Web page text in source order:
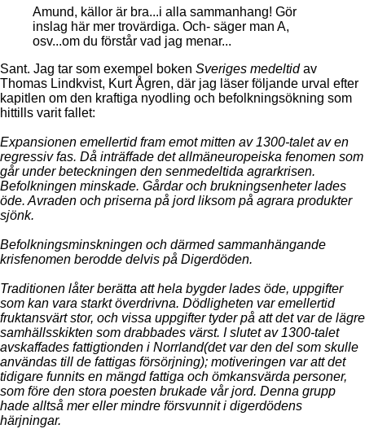
Amund, källor är bra...i alla sammanhang! Gör
inslag här mer trovärdiga. Och- säger man A,
osv...om du förstår vad jag menar...
Sant. Jag tar som exempel boken Sveriges medeltidav
Thomas Lindkvist, Kurt Ågren, där jag läser följande urval efter
kapitlen om den kraftiga nyodling och befolkningsökning som
hittills varit fallet:
Expansionen emellertid fram emot mitten av 1300-talet av en
regressiv fas. Då inträffade det allmäneuropeiska fenomen som
går under beteckningen den senmedeltida agrarkrisen.
Befolkningen minskade. Gårdar och brukningsenheter lades
öde. Avraden och priserna på jord liksom på agrara produkter
sjönk.
Befolkningsminskningen och därmed sammanhängande
krisfenomen berodde delvis på Digerdöden.
Traditionen låter berätta att hela bygder lades öde, uppgifter
som kan vara starkt överdrivna. Dödligheten var emellertid
fruktansvärt stor, och vissa uppgifter tyder på att det var de lägre
samhällsskikten som drabbades värst. I slutet av 1300-talet
avskaffades fattigtionden i Norrland(det var den del som skulle
användas till de fattigas försörjning); motiveringen var att det
tidigare funnits en mängd fattiga och ömkansvärda personer,
som före den stora poesten brukade vår jord. Denna grupp
hade alltså mer eller mindre försvunnit i digerdödens
härjningar.